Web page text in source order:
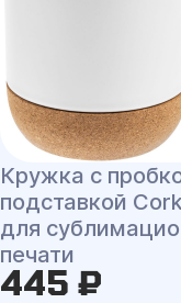
Кружка с
подставкой
для
печати
445 ₽